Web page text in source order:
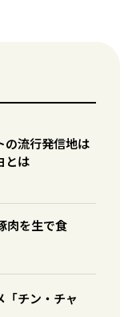
の流行発信地は
とは
を生で食
「チン・チャ